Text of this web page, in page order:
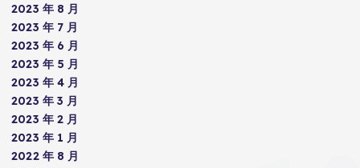
2023 年 8 月
2023 年 7 月
2023 年 6 月
2023 年 5 月
2023 年 4 月
2023 年 3 月
2023 年 2 月
2023 年 1 月
2022 年 8 月